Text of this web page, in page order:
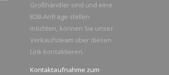
Großhändler sind und eine
B2B-Anfrage stellen
möchten, können Sie unser
Verkaufsteam über diesen
Link kontaktieren.
Kontaktaufnahme zum